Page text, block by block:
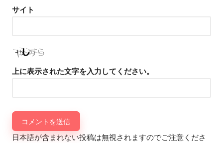
サイト
上に表示された文字を入力してください。
日本語が含まれない投稿は無視されますのでご注意くださ